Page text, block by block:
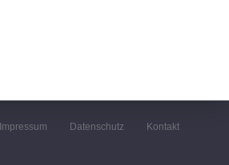
Impressum Datenschutz Kontakt